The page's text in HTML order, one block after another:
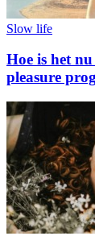
Slow life
Hoe is het
pleasure